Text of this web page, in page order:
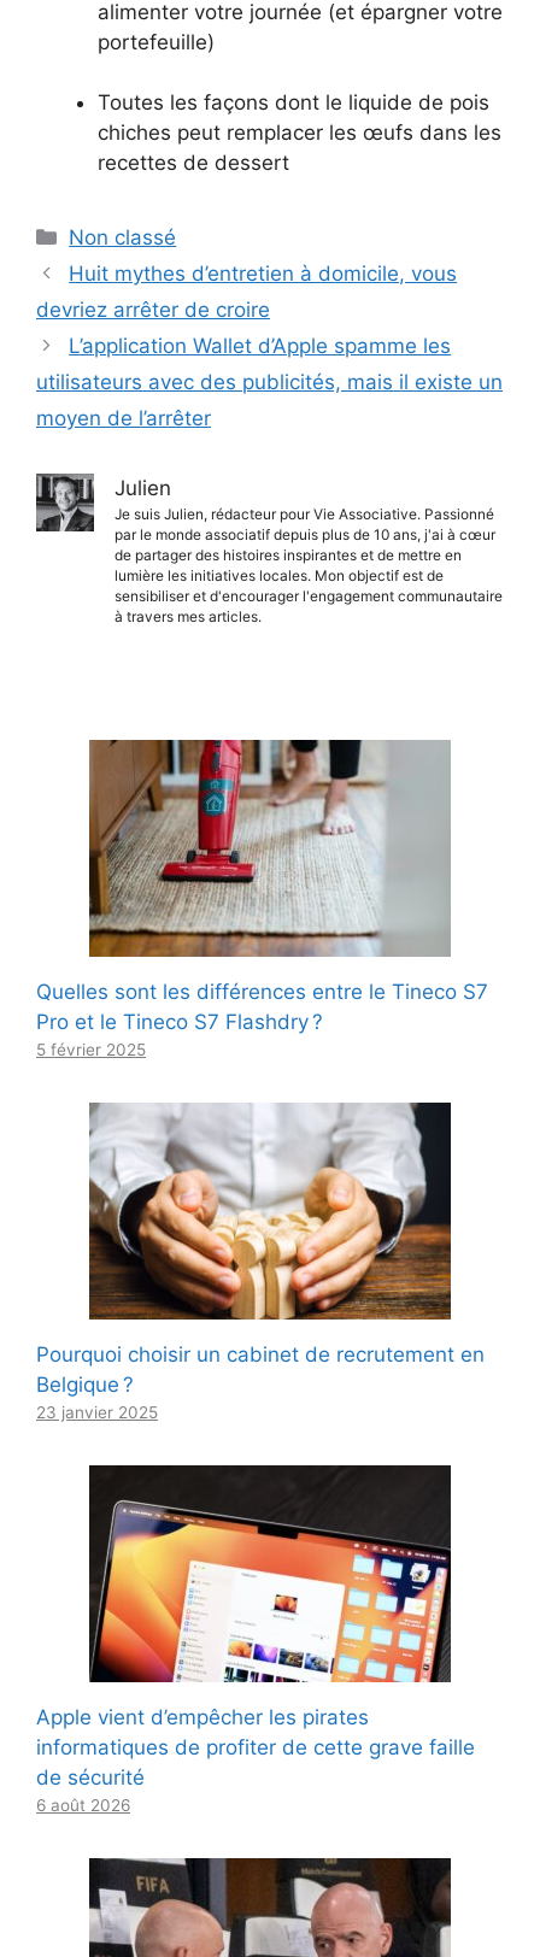
alimenter votre journée (et épargner votre
portefeuille)
Toutes les façons dont le liquide de pois
chiches peut remplacer les œufs dans les
recettes de dessert
Catégories
Non classé
Huit mythes d’entretien à domicile, vous
devriez arrêter de croire
L’application Wallet d’Apple spamme les
utilisateurs avec des publicités, mais il existe un
moyen de l’arrêter
Julien
Je suis Julien, rédacteur pour Vie Associative. Passionné
par le monde associatif depuis plus de 10 ans, j'ai à cœur
de partager des histoires inspirantes et de mettre en
lumière les initiatives locales. Mon objectif est de
sensibiliser et d'encourager l'engagement communautaire
à travers mes articles.
Quelles sont les différences entre le Tineco S7
Pro et le Tineco S7 Flashdry ?
5 février 2025
Pourquoi choisir un cabinet de recrutement en
Belgique ?
23 janvier 2025
Apple vient d’empêcher les pirates
informatiques de profiter de cette grave faille
de sécurité
6 août 2026